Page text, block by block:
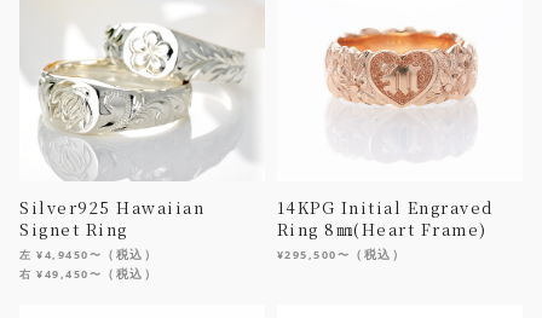
Silver925 Hawaiian
Signet Ring
左 ¥4,9450〜 （税込）
右 ¥49,450〜 （税込）
14KPG Initial Engraved
Ring 8㎜(Heart Frame)
¥295,500〜 （税込）